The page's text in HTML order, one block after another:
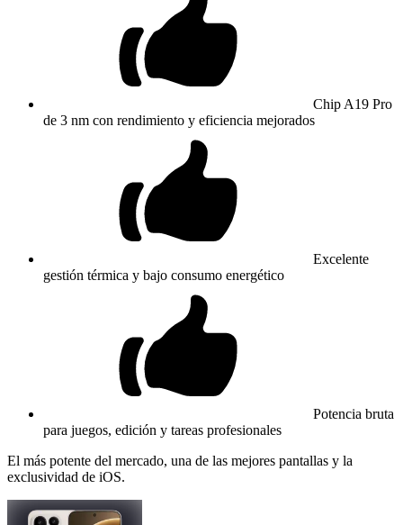
Chip A19 Pro
de 3 nm con rendimiento y eficiencia mejorados
Excelente
gestión térmica y bajo consumo energético
Potencia bruta
para juegos, edición y tareas profesionales
El más potente del mercado, una de las mejores pantallas y la
exclusividad de iOS.